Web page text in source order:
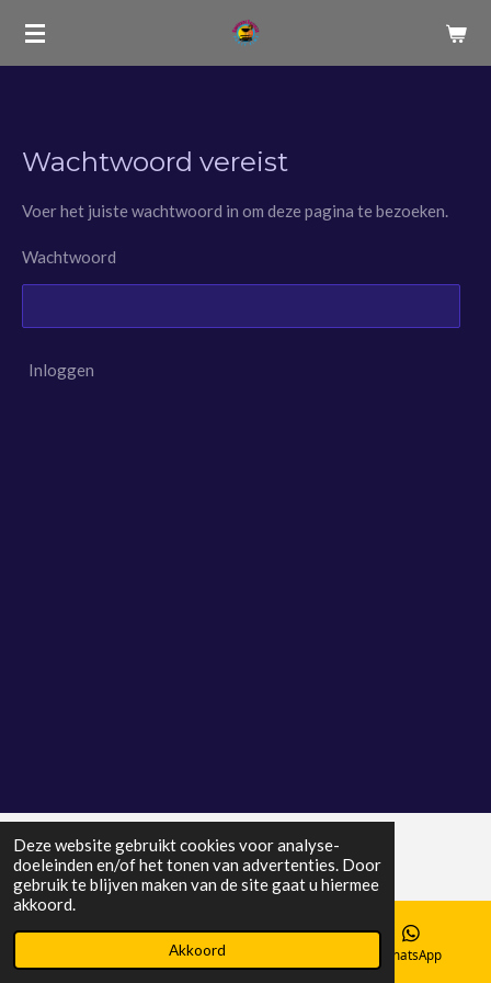
Deze website gebruikt cookies voor analyse-
doeleinden en/of het tonen van advertenties. Door
gebruik te blijven maken van de site gaat u hiermee
akkoord.
Akkoord
Ga
Wachtwoord vereist
Voer het juiste wachtwoord in om deze pagina te bezoeken.
Wachtwoord
Inloggen
Telefoonnummer WhatsApp